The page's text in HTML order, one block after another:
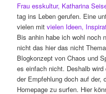
Frau esskultur, Katharina
tag ins Leben gerufen. Eine
vielen mitvielen Ideen,
Bis anhin habe ich wohl noch
nicht das hier das nicht
Blogkonzept von Chaos und
es einfach nicht. Deshalb
der Empfehlung doch auf der,
Homepage zu surfen. Hier